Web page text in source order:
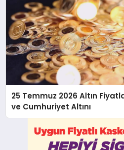
25 Temmuz 2026 Altın
ve Cumhuriyet Altını